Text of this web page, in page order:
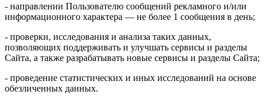
- направлении Пользователю сообщений рекламного и/или
информационного характера — не более 1 сообщения в день;
- проверки, исследования и анализа таких данных,
позволяющих поддерживать и улучшать сервисы и разделы
Сайта, а также разрабатывать новые сервисы и разделы Сайта;
- проведение статистических и иных исследований на основе
обезличенных данных.